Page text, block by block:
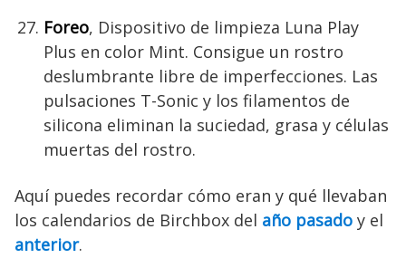
Foreo, Dispositivo de limpieza Luna Play
Plus en color Mint. Consigue un rostro
deslumbrante libre de imperfecciones. Las
pulsaciones T-Sonic y los filamentos de
silicona eliminan la suciedad, grasa y células
muertas del rostro.
Aquí puedes recordar cómo eran y qué llevaban
los calendarios de Birchbox del año pasado y el
anterior.